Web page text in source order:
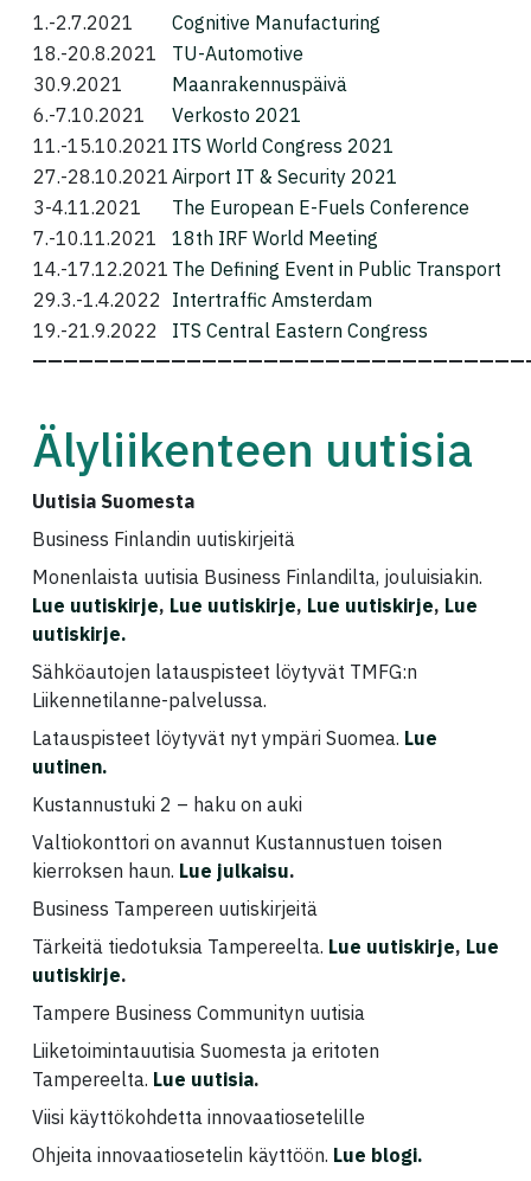
1.-2.7.2021
Cognitive Manufacturing
18.-20.8.2021
TU-Automotive
30.9.2021
Maanrakennuspäivä
6.-7.10.2021
Verkosto 2021
11.-15.10.2021 ITS World Congress 2021
27.-28.10.2021 Airport IT & Security 2021
3-4.11.2021
The European E-Fuels Conference
7.-10.11.2021
18th IRF World Meeting
14.-17.12.2021 The Defining Event in Public Transport
29.3.-1.4.2022 Intertraffic Amsterdam
19.-21.9.2022
ITS Central Eastern Congress
Älyliikenteen uutisia
Uutisia Suomesta
Business Finlandin uutiskirjeitä
Monenlaista uutisia Business Finlandilta, jouluisiakin.
Lue uutiskirje, Lue uutiskirje, Lue uutiskirje, Lue
uutiskirje.
Sähköautojen latauspisteet löytyvät TMFG:n
Liikennetilanne-palvelussa.
Latauspisteet löytyvät nyt ympäri Suomea. Lue
uutinen.
Kustannustuki 2 – haku on auki
Valtiokonttori on avannut Kustannustuen toisen
kierroksen haun. Lue julkaisu.
Business Tampereen uutiskirjeitä
Tärkeitä tiedotuksia Tampereelta. Lue uutiskirje, Lue
uutiskirje.
Tampere Business Communityn uutisia
Liiketoimintauutisia Suomesta ja eritoten
Tampereelta. Lue uutisia.
Viisi käyttökohdetta innovaatiosetelille
Ohjeita innovaatiosetelin käyttöön. Lue blogi.